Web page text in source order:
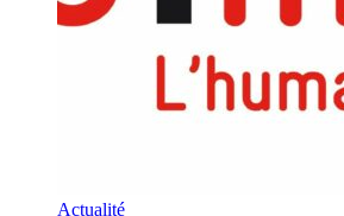
Actualité